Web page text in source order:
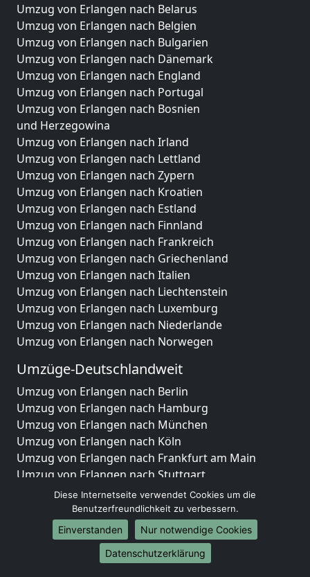
Umzug von Erlangen nach Belarus
Umzug von Erlangen nach Belgien
Umzug von Erlangen nach Bulgarien
Umzug von Erlangen nach Dänemark
Umzug von Erlangen nach England
Umzug von Erlangen nach Portugal
Umzug von Erlangen nach Bosnien
und Herzegowina
Umzug von Erlangen nach Irland
Umzug von Erlangen nach Lettland
Umzug von Erlangen nach Zypern
Umzug von Erlangen nach Kroatien
Umzug von Erlangen nach Estland
Umzug von Erlangen nach Finnland
Umzug von Erlangen nach Frankreich
Umzug von Erlangen nach Griechenland
Umzug von Erlangen nach Italien
Umzug von Erlangen nach Liechtenstein
Umzug von Erlangen nach Luxemburg
Umzug von Erlangen nach Niederlande
Umzug von Erlangen nach Norwegen
Umzüge-Deutschlandweit
Umzug von Erlangen nach Berlin
Umzug von Erlangen nach Hamburg
Umzug von Erlangen nach München
Umzug von Erlangen nach Köln
Umzug von Erlangen nach Frankfurt am Main
Umzug von Erlangen nach Stuttgart
Umzug von Erlangen nach Düsseldorf
Umzug von Erlangen nach Leipzig
Umzug von Erlangen nach Dortmund
Umzug von Erlangen nach Essen
Umzug von Erlangen nach Bremen
Diese Internetseite verwendet Cookies um die
Benutzerfreundlichkeit zu verbessern.
Einverstanden
Nur notwendige Cookies
Datenschutzerklärung